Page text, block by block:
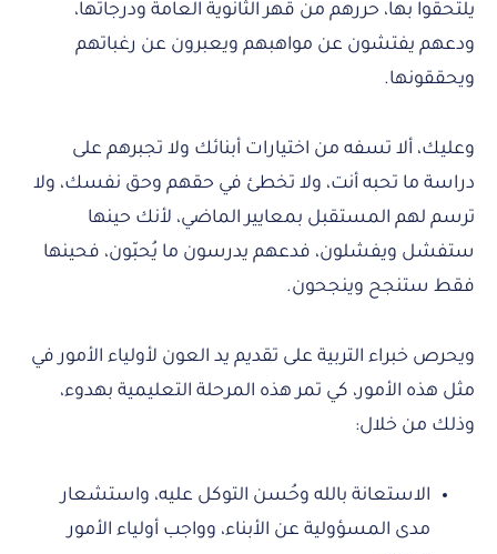
يلتحقوا بها، حررهم من قهر الثانوية العامة ودرجاتها،
ودعهم يفتشون عن مواهبهم ويعبرون عن رغباتهم
ويحققونها.
وعليك، ألا تسفه من اختيارات أبنائك ولا تجبرهم على
دراسة ما تحبه أنت، ولا تخطئ في حقهم وحق نفسك، ولا
ترسم لهم المستقبل بمعايير الماضي، لأنك حينها
ستفشل ويفشلون، فدعهم يدرسون ما يُحبّون، فحينها
فقط ستنجح وينجحون.
ويحرص خبراء التربية على تقديم يد العون لأولياء الأمور في
مثل هذه الأمور، كي تمر هذه المرحلة التعليمية بهدوء،
وذلك من خلال:
الاستعانة بالله وحُسن التوكل عليه، واستشعار
مدى المسؤولية عن الأبناء، وواجب أولياء الأمور